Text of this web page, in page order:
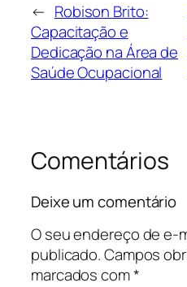
← Robison Brito:
Capacitação e
Dedicação na Área de
Saúde Ocupacional
Comentários
Deixe um comentário
O seu endereço de e-
publicado.Campos
marcados com*